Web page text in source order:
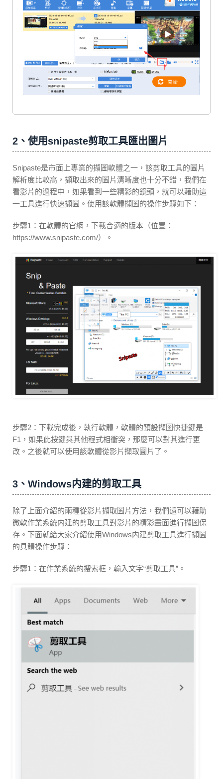
2、使用snipaste剪取工具匯出圖片
Snipaste是市面上專業的擷圖軟體之一，該剪取工具的圖片
解析度比較高，擷取出來的圖片清晰度也十分不錯，我們在
看影片的過程中，如果看到一些精彩的鏡頭，就可以藉助這
一工具進行快速擷圖。使用該軟體擷圖的操作步驟如下：
步驟1：在軟體的官網，下載合適的版本（位置：
https://www.snipaste.com/）。
步驟2：下載完成後，執行軟體，軟體的預設擷圖快捷鍵是
F1，如果此按鍵與其他程式相衝突，那麼可以對其進行更
改。之後就可以使用該軟體從影片擷取圖片了。
3、Windows内建的剪取工具
除了上面介紹的兩種從影片擷取圖片方法，我們還可以藉助
微軟作業系統内建的剪取工具對影片的精彩畫面進行擷圖保
存。下面就給大家介紹使用Windows内建剪取工具進行擷圖
的具體操作步驟：
步驟1：在作業系統的搜索框，輸入文字“剪取工具”。